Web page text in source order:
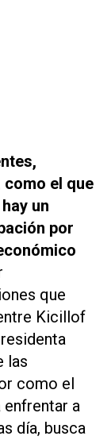
el que
un
por
que
Kicillof
las
como el
a
día, busca